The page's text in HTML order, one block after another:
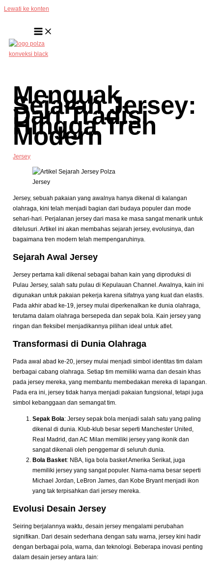
Lewati ke konten
Menguak
Sejarah Jersey:
Dari Tradisi
Hingga Tren
Modern
Jersey
Jersey
Jersey, sebuah pakaian yang awalnya hanya dikenal di kalangan
olahraga, kini telah menjadi bagian dari budaya populer dan mode
sehari-hari. Perjalanan jersey dari masa ke masa sangat menarik untuk
ditelusuri. Artikel ini akan membahas sejarah jersey, evolusinya, dan
bagaimana tren modern telah mempengaruhinya.
Sejarah Awal Jersey
Jersey pertama kali dikenal sebagai bahan kain yang diproduksi di
Pulau Jersey, salah satu pulau di Kepulauan Channel. Awalnya, kain ini
digunakan untuk pakaian pekerja karena sifatnya yang kuat dan elastis.
Pada akhir abad ke-19, jersey mulai diperkenalkan ke dunia olahraga,
terutama dalam olahraga bersepeda dan sepak bola. Kain jersey yang
ringan dan fleksibel menjadikannya pilihan ideal untuk atlet.
Transformasi di Dunia Olahraga
Pada awal abad ke-20, jersey mulai menjadi simbol identitas tim dalam
berbagai cabang olahraga. Setiap tim memiliki warna dan desain khas
pada jersey mereka, yang membantu membedakan mereka di lapangan.
Pada era ini, jersey tidak hanya menjadi pakaian fungsional, tetapi juga
simbol kebanggaan dan semangat tim.
Sepak Bola: Jersey sepak bola menjadi salah satu yang paling
dikenal di dunia. Klub-klub besar seperti Manchester United,
Real Madrid, dan AC Milan memiliki jersey yang ikonik dan
sangat dikenali oleh penggemar di seluruh dunia.
Bola Basket: NBA, liga bola basket Amerika Serikat, juga
memiliki jersey yang sangat populer. Nama-nama besar seperti
Michael Jordan, LeBron James, dan Kobe Bryant menjadi ikon
yang tak terpisahkan dari jersey mereka.
Evolusi Desain Jersey
Seiring berjalannya waktu, desain jersey mengalami perubahan
signifikan. Dari desain sederhana dengan satu warna, jersey kini hadir
dengan berbagai pola, warna, dan teknologi. Beberapa inovasi penting
dalam desain jersey antara lain: